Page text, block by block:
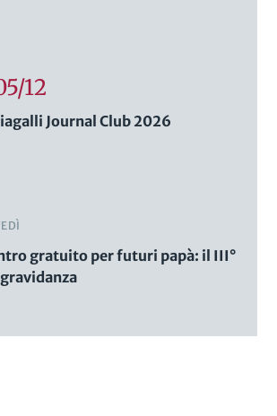
12
Journal Club 2026
gratuito per futuri papà: il III°